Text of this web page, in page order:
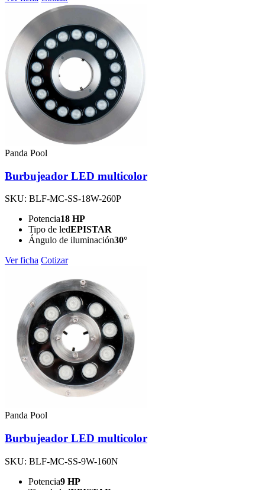
Panda Pool
Burbujeador LED multicolor
SKU: BLF-MC-SS-18W-260P
Potencia18 HP
Tipo de ledEPISTAR
Ángulo de iluminación30°
Ver ficha Cotizar
Panda Pool
Burbujeador LED multicolor
SKU: BLF-MC-SS-9W-160N
Potencia9 HP